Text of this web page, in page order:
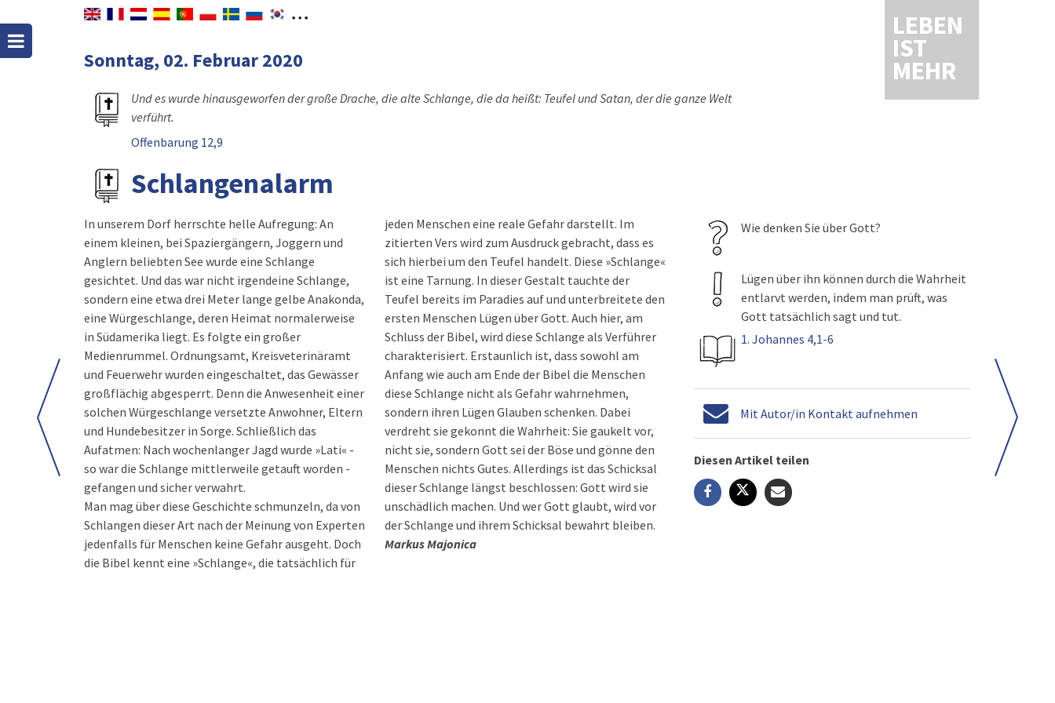
LEBEN
IST
MEHR
Sonntag, 02. Februar 2020
Und es wurde hinausgeworfen der große Drache, die alte Schlange, die da heißt: Teufel und Satan, der die ganze Welt
verführt.
Offenbarung 12,9
Schlangenalarm
In unserem Dorf herrschte helle Aufregung: An
einem kleinen, bei Spaziergängern, Joggern und
Anglern beliebten See wurde eine Schlange
gesichtet. Und das war nicht irgendeine Schlange,
sondern eine etwa drei Meter lange gelbe Anakonda,
eine Würgeschlange, deren Heimat normalerweise
in Südamerika liegt. Es folgte ein großer
Medienrummel. Ordnungsamt, Kreisveterinäramt
und Feuerwehr wurden eingeschaltet, das Gewässer
großflächig abgesperrt. Denn die Anwesenheit einer
solchen Würgeschlange versetzte Anwohner, Eltern
und Hundebesitzer in Sorge. Schließlich das
Aufatmen: Nach wochenlanger Jagd wurde »Lati« -
so war die Schlange mittlerweile getauft worden -
gefangen und sicher verwahrt.
Man mag über diese Geschichte schmunzeln, da von
Schlangen dieser Art nach der Meinung von Experten
jedenfalls für Menschen keine Gefahr ausgeht. Doch
die Bibel kennt eine »Schlange«, die tatsächlich für
jeden Menschen eine reale Gefahr darstellt. Im
zitierten Vers wird zum Ausdruck gebracht, dass es
sich hierbei um den Teufel handelt. Diese »Schlange«
ist eine Tarnung. In dieser Gestalt tauchte der
Teufel bereits im Paradies auf und unterbreitete den
ersten Menschen Lügen über Gott. Auch hier, am
Schluss der Bibel, wird diese Schlange als Verführer
charakterisiert. Erstaunlich ist, dass sowohl am
Anfang wie auch am Ende der Bibel die Menschen
diese Schlange nicht als Gefahr wahrnehmen,
sondern ihren Lügen Glauben schenken. Dabei
verdreht sie gekonnt die Wahrheit: Sie gaukelt vor,
nicht sie, sondern Gott sei der Böse und gönne den
Menschen nichts Gutes. Allerdings ist das Schicksal
dieser Schlange längst beschlossen: Gott wird sie
unschädlich machen. Und wer Gott glaubt, wird vor
der Schlange und ihrem Schicksal bewahrt bleiben.
Markus Majonica
Wie denken Sie über Gott?
Lügen über ihn können durch die Wahrheit
entlarvt werden, indem man prüft, was
Gott tatsächlich sagt und tut.
1. Johannes 4,1-6
Mit Autor/in Kontakt aufnehmen
Diesen Artikel teilen